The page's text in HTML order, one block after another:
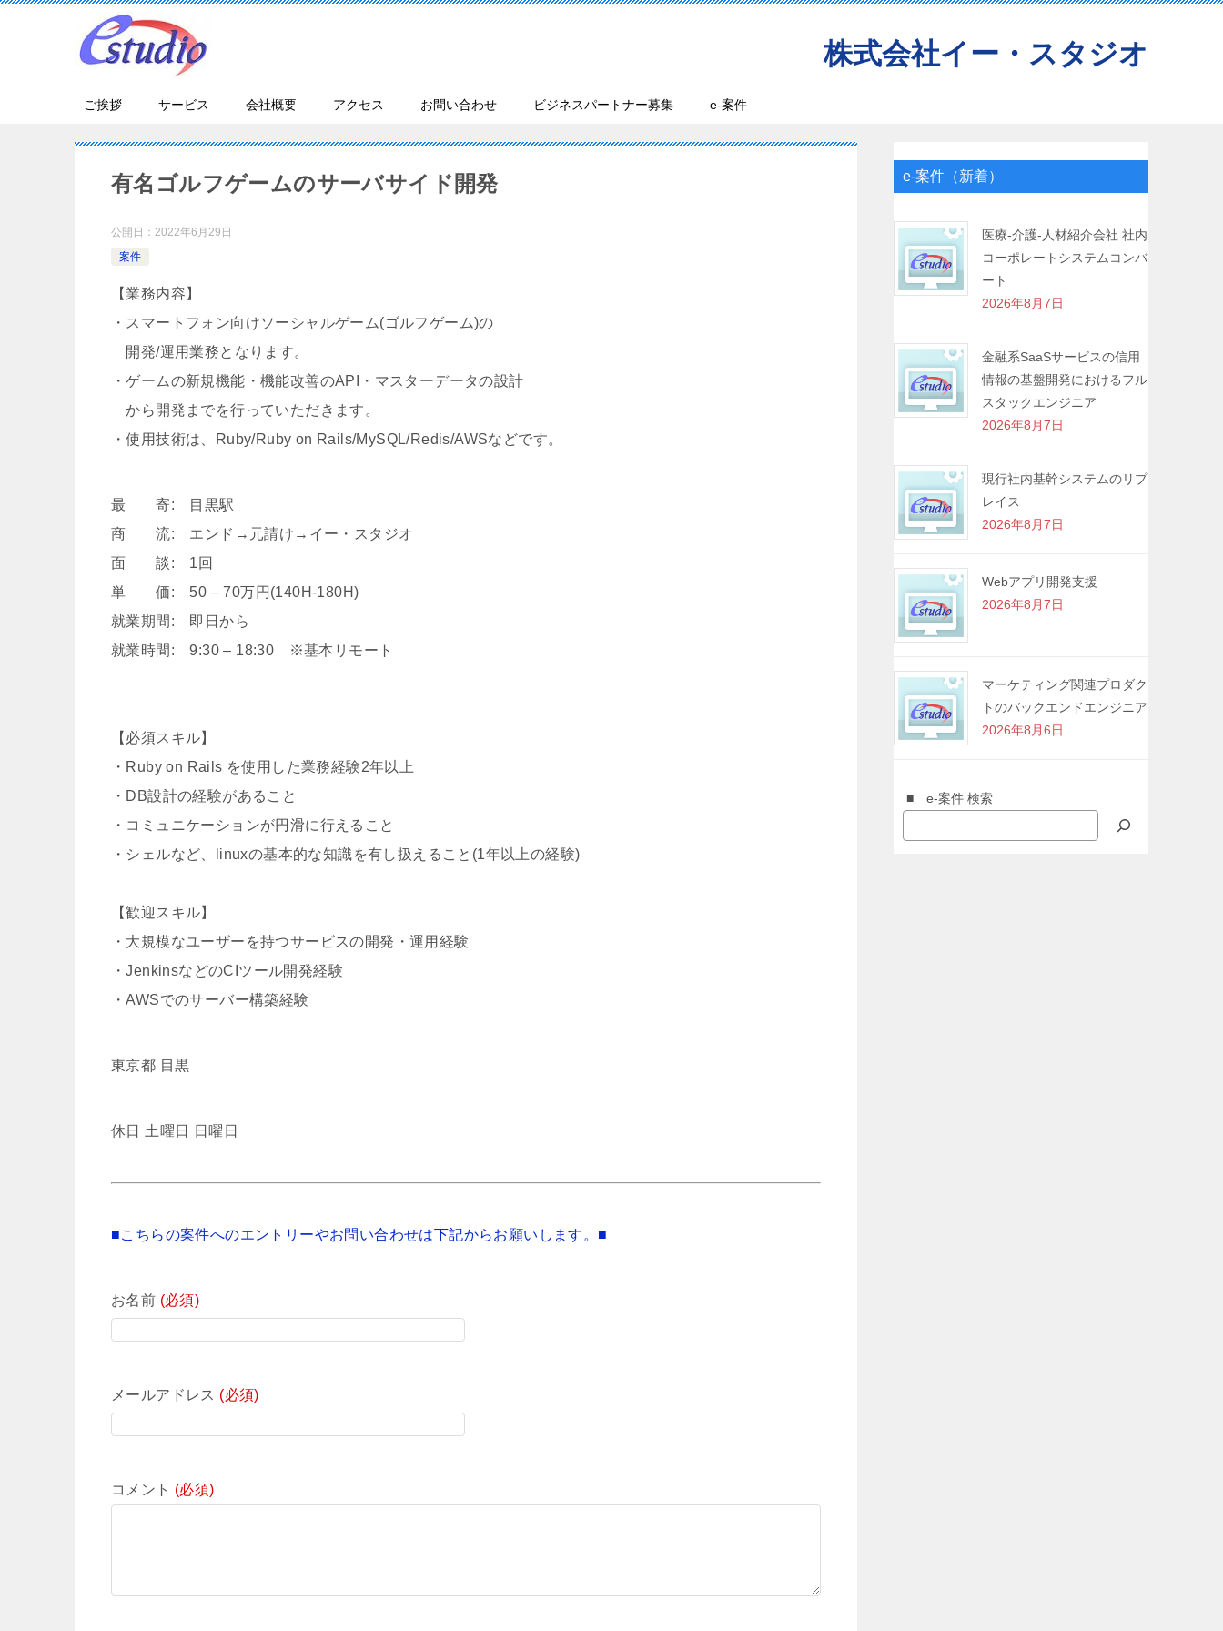
株式会社イー・スタジオ
ご挨拶 サービス 会社概要 アクセス お問い合わせ ビジネスパートナー募集 e-案件
有名ゴルフゲームのサーバサイド開発
公開日： 2022年6月29日
案件
【業務内容】
・スマートフォン向けソーシャルゲーム(ゴルフゲーム)の
開発/運用業務となります。
・ゲームの新規機能・機能改善のAPI・マスターデータの設計
から開発までを行っていただきます。
・使用技術は、Ruby/Ruby on Rails/MySQL/Redis/AWSなどです。
最 寄: 目黒駅
商 流: エンド→元請け→イー・スタジオ
面 談: 1回
単 価: 50 – 70万円(140H-180H)
就業期間: 即日から
就業時間: 9:30 – 18:30 ※基本リモート
【必須スキル】
・Ruby on Rails を使用した業務経験2年以上
・DB設計の経験があること
・コミュニケーションが円滑に行えること
・シェルなど、linuxの基本的な知識を有し扱えること(1年以上の経験)
【歓迎スキル】
・大規模なユーザーを持つサービスの開発・運用経験
・JenkinsなどのCIツール開発経験
・AWSでのサーバー構築経験
東京都 目黒
休日 土曜日 日曜日
■こちらの案件へのエントリーやお問い合わせは下記からお願いします。■
お名前 (必須)
メールアドレス (必須)
コメント (必須)
e-案件（新着）
医療-介護-人材紹介会社 社内
コーポレートシステムコンバ
ート
2026年8月7日
金融系SaaSサービスの信用
情報の基盤開発におけるフル
スタックエンジニア
2026年8月7日
現行社内基幹システムのリプ
レイス
2026年8月7日
Webアプリ開発支援
2026年8月7日
マーケティング関連プロダク
トのバックエンドエンジニア
2026年8月6日
■ e-案件 検索